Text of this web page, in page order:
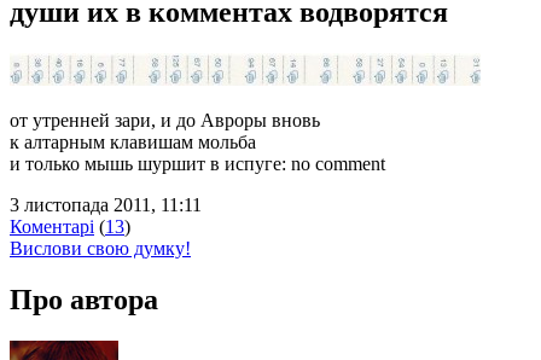
души их в комментах водворятся
от утренней зари, и до Авроры вновь
к алтарным клавишам мольба
и только мышь шуршит в испуге: no comment
3 листопада 2011, 11:11
Коментарі (13)
Вислови свою думку!
Про автора